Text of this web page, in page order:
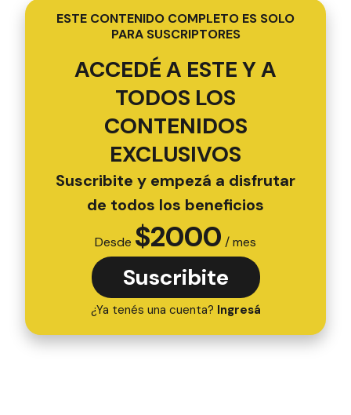
ESTE CONTENIDO COMPLETO ES SOLO
PARA SUSCRIPTORES
ACCEDÉ A ESTE Y A
TODOS LOS
CONTENIDOS
EXCLUSIVOS
Suscribite y empezá a disfrutar
de todos los beneficios
Desde $2000 / mes
Suscribite
¿Ya tenés una cuenta? Ingresá